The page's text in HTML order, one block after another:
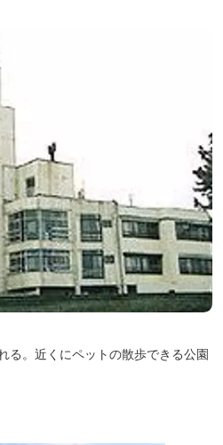
る。近くにペットの散歩できる公園